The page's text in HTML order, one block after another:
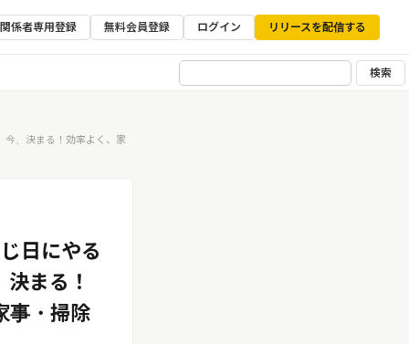
係者専用登録 無料会員登録 ログイン リリースを配信する
検索
今、決まる！効率よく、家
日にやる
まる！
事・掃除